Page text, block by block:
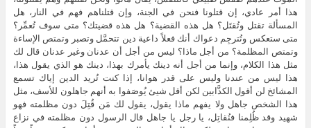
هذا أمر عادي، إن قتلونا فنحن في الجنة، وإن قتلناهم فهم في النار، هل
المسألة تقتل وتُقتَل؟ هل هذه القضية؟ هل هذه قضيتك؟ متى سوف تُعمِّر؟
متى ستعكس وتُترجِم دعواك أنك فعلاً داعية دين تتحمَّل وتصبر وتمتص الإساءة
وتمتص المظلمة؟ من أجل ماذا؟ ليس من أجل أن عدنان وغير عدنان قال لك
مثل هذا الكلام، وإنما من أجل أنه دينك يأمرك بهذا، دينك هو الذي يقول هذا،
هذا ليس من عندنا وليس على قدر هوانا، إذا كنت تُريد الدين إياك تسمع
المشائخ لن أقول الكذَّابين لكن أقل شيئ يُوصَفوا به أنهم جاهلون للأسف، مثل
هذا الشخص جاهل ولا يفهم ماذا يقول، يقول لك مَن قُتِلَ دون مظلمته فهو
شهيد وقد ظُلِمنا فنُقاتِل، يا رجل يا جاهل قال الرسول دون مظلمته في نزاع